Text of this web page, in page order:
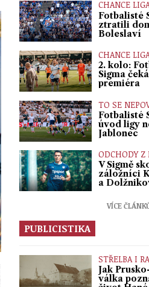
CHANCE
Fotbalisté
ztratili
Boleslaví
CHANCE
2. kolo:
Sigma
premiéra
TO SE
Fotbalisté
úvod ligy
Jablonec
ODCHODY Z
V Sigmě
záložníci
a
VÍCE
PUBLICISTIKA
STŘELBA I
Jak
válka